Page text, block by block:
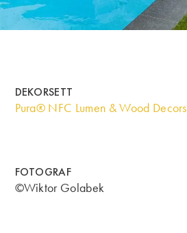
DEKORSETT
Pura® NFC Lumen & Wood Decors
FOTOGRAF
©Wiktor Golabek